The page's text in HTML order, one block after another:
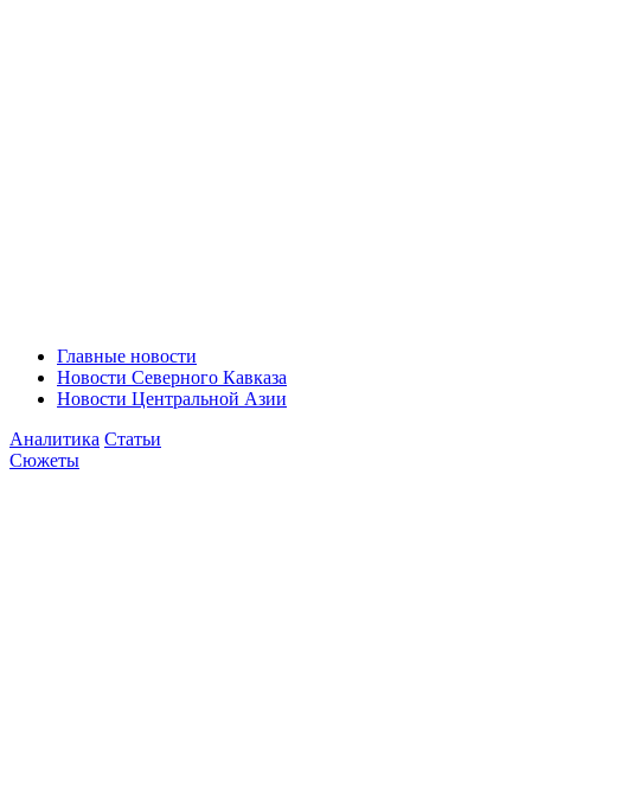
Главные новости
Новости Северного Кавказа
Новости Центральной Азии
Аналитика Статьи
Сюжеты